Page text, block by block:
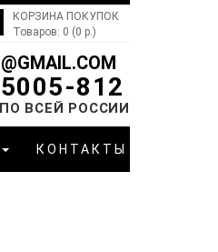
КОРЗИНА ПОКУПОК
Товаров: 0 (0 р.)
812
ВСЕЙ РОССИИ
КОНТАКТЫ